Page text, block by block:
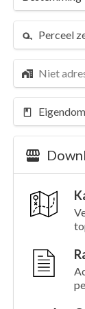
Perceel
Niet